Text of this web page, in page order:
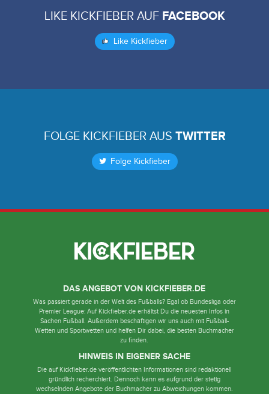
LIKE KICKFIEBER AUF FACEBOOK
Like Kickfieber
FOLGE KICKFIEBER AUS TWITTER
Folge Kickfieber
DAS ANGEBOT VON KICKFIEBER.DE
Was passiert gerade in der Welt des Fußballs? Egal ob Bundesliga oder
Premier League: Auf Kickfieber.de erhältst Du die neuesten Infos in
Sachen Fußball. Außerdem beschäftigen wir uns auch mit Fußball-
Wetten und Sportwetten und helfen Dir dabei, die besten Buchmacher
zu finden.
HINWEIS IN EIGENER SACHE
Die auf Kickfieber.de veröffentlichten Informationen sind redaktionell
gründlich recherchiert. Dennoch kann es aufgrund der stetig
wechselnden Angebote der Buchmacher zu Abweichungen kommen.